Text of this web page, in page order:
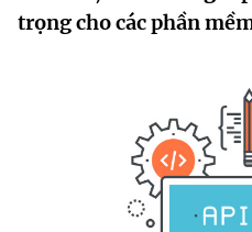
Cơ cấu tổ chức
Sở Khoa học và Công
Khoa học và Công nghệ
Chuyển đổi số
Bưu chính, Viễn thông
Dịch vụ công
Văn bản QPPL
Văn bản chỉ đạo điều hành
trọng cho các phần